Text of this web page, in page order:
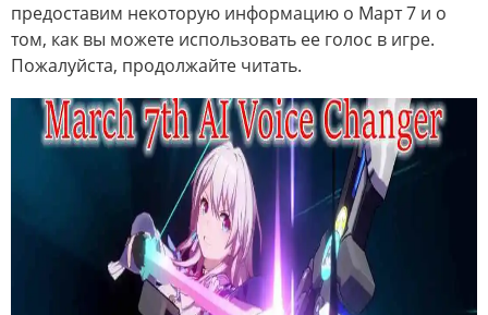
предоставим некоторую информацию о Март 7 и о
том, как вы можете использовать ее голос в игре.
Пожалуйста, продолжайте читать.